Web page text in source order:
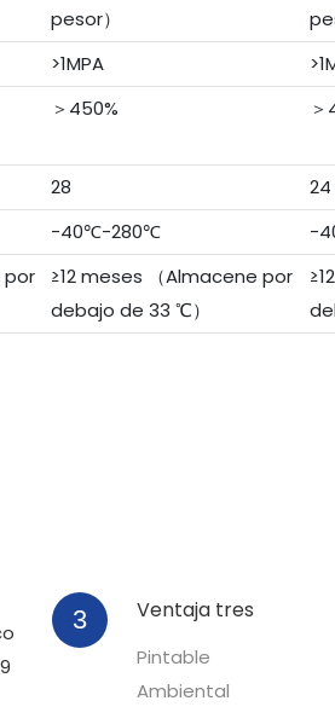
pesor）
>1MPA
＞450%
28 24
-40℃-280℃ -
por
≥12 meses （Almacene por
debajo de 33 ℃）
3 Ventaja tres
Pintable
Ambiental